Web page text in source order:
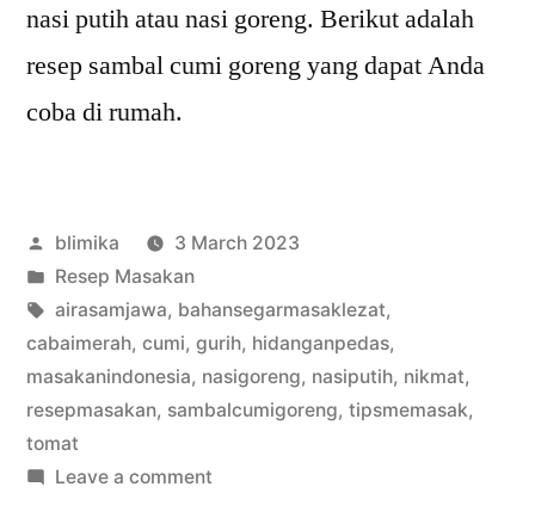
nasi putih atau nasi goreng. Berikut adalah
resep sambal cumi goreng yang dapat Anda
coba di rumah.
Posted
by
blimika
3 March 2023
Posted
in
Resep Masakan
Tags:
airasamjawa, bahansegarmasaklezat,
cabaimerah, cumi, gurih, hidanganpedas,
masakanindonesia, nasigoreng, nasiputih, nikmat,
resepmasakan, sambalcumigoreng, tipsmemasak,
tomat
Leave a commenton